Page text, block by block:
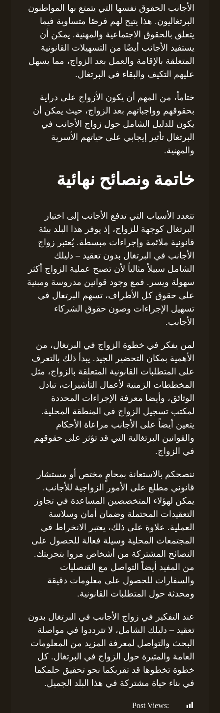
الأجانب الحقوق نفسها التي يتمتع بها المواطنون
البرتغاليون. هذا يتيح لهم فرصًا متساوية فيما
يتعلق بالحقوق الاجتماعية والمهنية. يمكن أن
يستفيد الأجانب أيضًا من التسهيلات القانونية
المتعلقة بالإقامة والعمل بعد الزواج، مما يسهل
عليهم التكيف والبقاء في البرتغال.
ختاماً، من المهم أن يكون الأزواج على دراية
بحقوقهم وواجباتهم بعد الزواج، حيث يمكن أن
يكون للدليل الشامل حول زواج الأجانب في
البرتغال تأثير إيجابي على حياتهم الأسرية
والمهنية.
خاتمة ونصائح نهائية
تتعدد الأسباب التي تدفع الأجانب إلى اختيار
البرتغال كوجهة للزواج، إذ يوفر هذا البلد بيئة
قانونية ملائمة وإجراءات مبسطة. يُعتبر زواج
الأجانب في البرتغال بدون تعقيد – دليلك
الشامل سبيلاً مثالياً لأن تصبح عملية الزواج أكثر
سهولة ويسر. فمع وجود قوانين مدروسة ومبنية
على حقوق كل الأطراف، تسهم البرتغال في
تسهيل الإجراءات وصون حقوق الشركاء
الأجانب.
لمن يفكر في خطوة الزواج في البرتغال، من
الأهمية بمكان التحضير الجيد. يبدأ ذلك بالتعرف
على المتطلبات القانونية المتعلقة بالزواج، مثل
المخططات الزمنية لأعمال التأشيرات، تبادل
الوثائق، وأيضا معرفة الإجراءات المحددة
لمكتب تسجيل الزواج في المنطقة المحلية.
يتعين أيضاً على الأجانب مراعاة الأحكام
والقوانين البرتغالية التي قد تؤثر على حقوقهم
في الزواج.
ننصحكم بالاستعانة بمحامٍ مختص أو مستشار
قانوني مطلع على الأمور الزواجية للأجانب.
يمكن لهؤلاء المتخصصين المساعدة في تجاوز
التعقيدات المحتملة وضمان أمان وسلاسة
العملية. علاوة على ذلك، يعتبر الانخراط في
المجتمعات المحلية وسيلة فعالة للحصول على
النصائح المشتركة من أشخاص مروا بتجربتك.
من المفيد أيضاً التواصل مع القنصليات
والسفارات للحصول على معلومات دقيقة
ومحدثة حول المتطلبات القانونية.
عند التفكير في زواج الأجانب في البرتغال بدون
تعقيد – دليلك الشامل، لا تترددوا في مواصلة
البحث والتواصل لمعرفة المزيد من المعلومات
العامة والمثيرة حول الزواج في البرتغال. كل
خطوة تخطوها قد تقربكما نحو تحقيق حلمكما
في بناء حياة مشتركة في هذا البلد الجميل.
Post Views: